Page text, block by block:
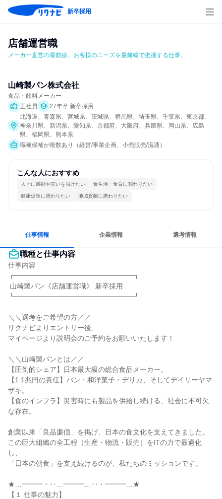
新卒採用
店舗運営職
メーカー直営の最前線。お客様のニーズを最前線で把握する仕事。
山崎製パン株式会社
食品・飲料メーカー
正社員
27年卒 新卒採用
北海道、青森県、宮城県、茨城県、群馬県、埼玉県、千葉県、東京都、
神奈川県、新潟県、愛知県、京都府、大阪府、兵庫県、岡山県、広島
県、福岡県、熊本県
職種候補が複数あり（経営/事業企画、小売販売/流通）
こんな人におすすめ
人々に感動や笑いを届けたい 食生活・食育に関わりたい
健康促進に携わりたい 地域貢献に携わりたい
仕事情報 企業情報 選考情報
職種と仕事内容
仕事内容
┏━━━━━━━━━━━━━━━━━┓
┗━━━━━━━━━━━━━━━━━┛
＼＼選考をご希望の方／／
リクナビよりエントリー後、
マイページより説明会のご予約をお願いいたします！
＼＼山崎製パンとは／／
【圧倒的シェア】日本最大級の総合食品メーカー。
【1.1兆円の責任】パン・和洋菓子・デリカ、そしてデイリーヤマ
ザキ。
【食のインフラ】災害時にも製品を供給し続ける、社会に不可欠
な存在。
創業以来「良品廉価」を掲げ、日本の食文化を支えてきました。
この巨大組織の全工程（生産・物流・販売）をITの力で最適化
し、
「日本の朝食」を支え続けるのが、私たちのミッションです。
★…━━━・‥…━━━…‥・━━━…★
【１ 仕事の魅力】